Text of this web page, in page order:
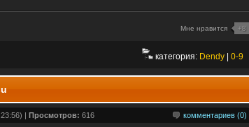
Мне нравится +8
категория: Dendy 0-9
комментариев (0)
| Просмотров: 616